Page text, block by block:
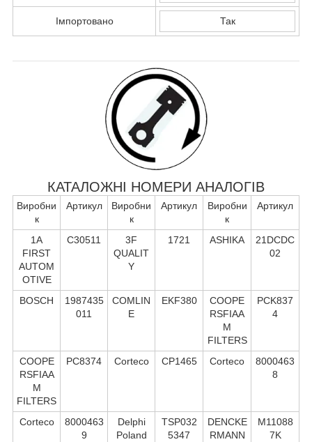
Імпортовано Так
КАТАЛОЖНІ НОМЕРИ АНАЛОГІВ
Виробни
к
Артикул
Виробни
к
Артикул
Виробни
к
Артикул
1A
FIRST
AUTOM
OTIVE
C30511
3F
QUALIT
Y
1721 ASHIKA
21DCDC
02
BOSCH
1987435
011
COMLIN
E
EKF380
COOPE
RSFIAA
M
FILTERS
PCK837
4
COOPE
RSFIAA
M
FILTERS
PC8374 Corteco CP1465 Corteco
8000463
8
Corteco
8000463
9
Delphi
Poland
TSP032
5347
DENCKE
RMANN
M11088
7K